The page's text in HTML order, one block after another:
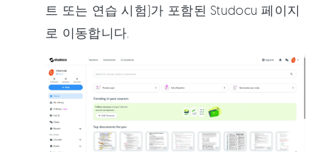
트 또는 연습 시험)가 포함된 Studocu 페이지
로 이동합니다.